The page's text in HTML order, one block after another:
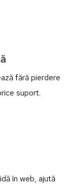
fără pierdere
suport.
în web, ajută